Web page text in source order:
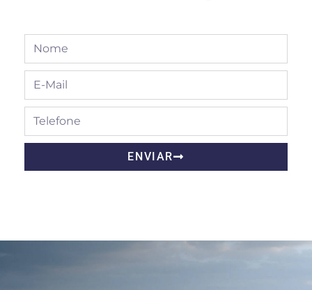
ENVIAR